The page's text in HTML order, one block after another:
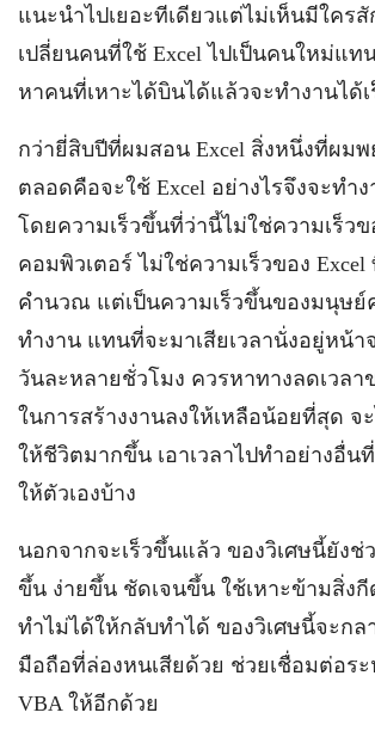
แนะนำไปเยอะทีเดียวแต่ไม่เห็นมีใคร
เปลี่ยนคนที่ใช้ Excel ไปเป็นคนใหม่แท
หาคนที่เหาะได้บินได้แล้วจะทำงานได้
กว่ายี่สิบปีที่ผมสอน Excel สิ่งหนึ่งที่ผมพ
ตลอดคือจะใช้ Excel อย่างไรจึงจะทำ
โดยความเร็วขึ้นที่ว่านี้ไม่ใช่ความเร็วข
คอมพิวเตอร์ ไม่ใช่ความเร็วของ Excel
คำนวณ แต่เป็นความเร็วขึ้นของมนุษย์
ทำงาน แทนที่จะมาเสียเวลานั่งอยู่หน้า
วันละหลายชั่วโมง ควรหาทางลดเวล
ในการสร้างงานลงให้เหลือน้อยที่สุด จ
ให้ชีวิตมากขึ้น เอาเวลาไปทำอย่างอื่น
ให้ตัวเองบ้าง
นอกจากจะเร็วขึ้นแล้ว ของวิเศษนี้ยังช่
ขึ้น ง่ายขึ้น ชัดเจนขึ้น ใช้เหาะข้ามสิ่งกี
ทำไม่ได้ให้กลับทำได้ ของวิเศษนี้จะกล
มือถือที่ล่องหนเสียด้วย ช่วยเชื่อมต่อระ
VBA ให้อีกด้วย